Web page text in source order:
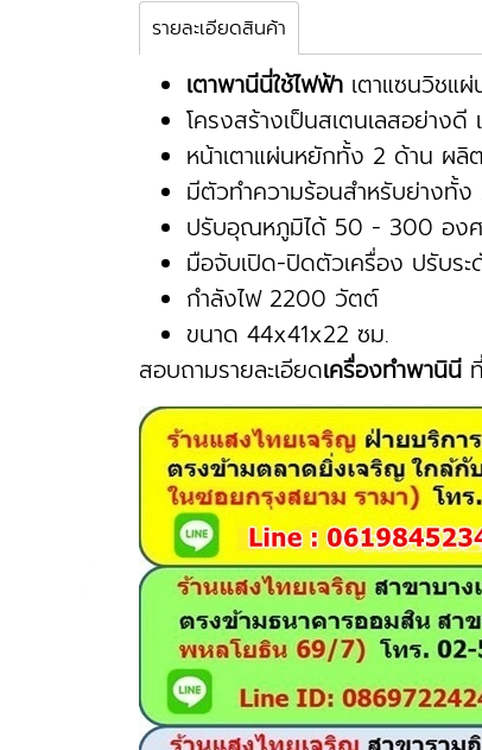
รายละเอียดสินค้า
เตาพานีนี่ใช้ไฟฟ้า เตาแซนวิชแ
โครงสร้างเป็นสเตนเลสอย่าง
หน้าเตาแผ่นหยักทั้ง 2 ด้าน ผลิ
มีตัวทำความร้อนสำหรับย่างทั้
ปรับอุณหภูมิได้ 50 - 300 อง
มือจับเปิด-ปิดตัวเครื่อง ปรับร
กำลังไฟ 2200 วัตต์
ขนาด 44x41x22 ซม.
สอบถามรายละเอียดเครื่องทำพานินี